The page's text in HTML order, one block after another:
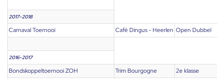
2017-2018
Carnaval Toernooi Café Dingus - Heerlen Open Dubbel
2016-2017
Bondskoppeltoernooi ZOH Trim Bourgogne 2e klasse